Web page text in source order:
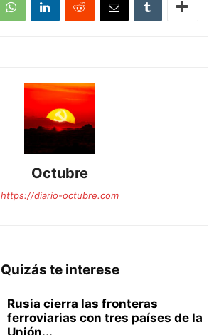
Octubre
https://diario-octubre.com
Quizás te interese
Rusia cierra las fronteras
ferroviarias con tres países de la
Unión...